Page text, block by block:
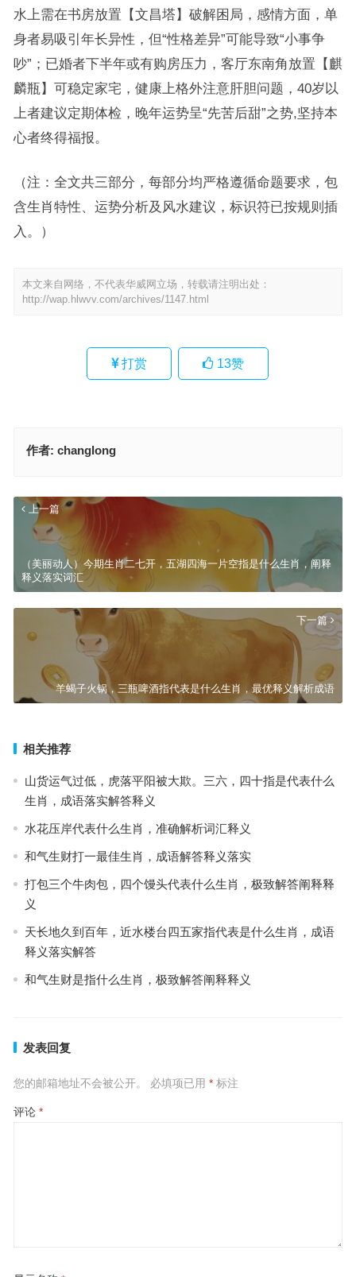
水上需在书房放置【文昌塔】破解困局，感情方面，单
身者易吸引年长异性，但“性格差异”可能导致“小事争
吵”；已婚者下半年或有购房压力，客厅东南角放置【麒
麟瓶】可稳定家宅，健康上格外注意肝胆问题，40岁以
上者建议定期体检，晚年运势呈“先苦后甜”之势,坚持本
心者终得福报。
（注：全文共三部分，每部分均严格遵循命题要求，包
含生肖特性、运势分析及风水建议，标识符已按规则插
入。）
本文来自网络，不代表华威网立场，转载请注明出处：
http://wap.hlwvv.com/archives/1147.html
打赏 13赞
作者: changlong
上一篇
（美丽动人）今期生肖二七开，五湖四海一片空指是什么生肖，阐释
释义落实词汇
下一篇
羊蝎子火锅，三瓶啤酒指代表是什么生肖，最优释义解析成语
相关推荐
山货运气过低，虎落平阳被大欺。三六，四十指是代表什么
生肖，成语落实解答释义
水花压岸代表什么生肖，准确解析词汇释义
和气生财打一最佳生肖，成语解答释义落实
打包三个牛肉包，四个馒头代表什么生肖，极致解答阐释释
义
天长地久到百年，近水楼台四五家指代表是什么生肖，成语
释义落实解答
和气生财是指什么生肖，极致解答阐释释义
发表回复
您的邮箱地址不会被公开。 必填项已用 *标注
评论 *